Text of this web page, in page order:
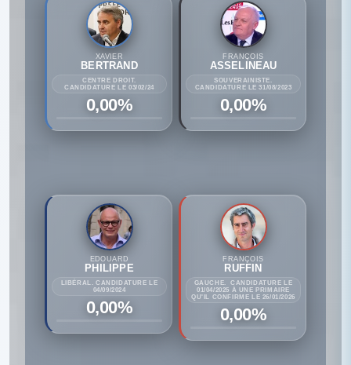
XAVIER
BERTRAND
CENTRE DROIT.
CANDIDATURE LE 03/02/24
0,00%
FRANÇOIS
ASSELINEAU
SOUVERAINISTE.
CANDIDATURE LE 31/08/2023
0,00%
EDOUARD
PHILIPPE
LIBÉRAL. CANDIDATURE LE
04/09/2024
0,00%
FRANÇOIS
RUFFIN
GAUCHE. CANDIDATURE LE
01/04/2025 À UNE PRIMAIRE
QU'IL CONFIRME LE 26/01/2026
0,00%